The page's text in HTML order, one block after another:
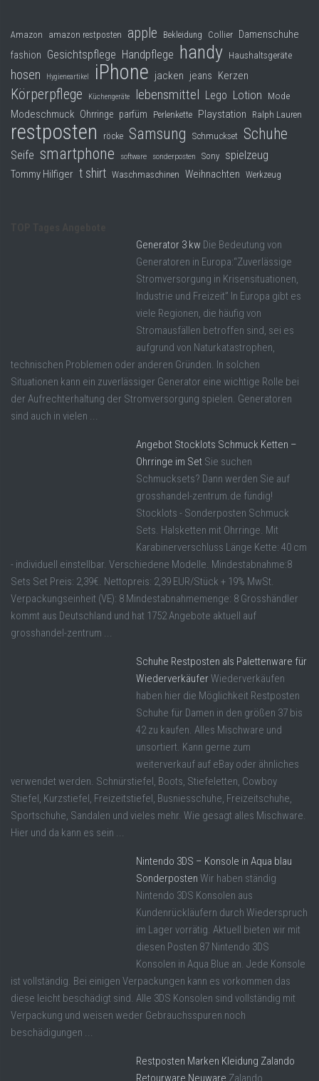
Amazon amazon restposten apple Bekleidung Collier Damenschuhe
fashion Gesichtspflege Handpflege handy Haushaltsgeräte
hosen Hygieneartikel iPhone jacken jeans Kerzen
Körperpflege Küchengeräte lebensmittel Lego Lotion Mode
Modeschmuck Ohrringe parfüm Perlenkette Playstation Ralph Lauren
restposten röcke Samsung Schmuckset Schuhe
Seife smartphone software sonderposten Sony spielzeug
Tommy Hilfiger t shirt Waschmaschinen Weihnachten Werkzeug
Generator 3 kw Die Bedeutung von
Generatoren in Europa:“Zuverlässige
Stromversorgung in Krisensituationen,
Industrie und Freizeit” In Europa gibt es
viele Regionen, die häufig von
Stromausfällen betroffen sind, sei es
aufgrund von Naturkatastrophen,
technischen Problemen oder anderen Gründen. In solchen
Situationen kann ein zuverlässiger Generator eine wichtige Rolle bei
der Aufrechterhaltung der Stromversorgung spielen. Generatoren
sind auch in vielen ...
Angebot Stocklots Schmuck Ketten –
Ohrringe im Set Sie suchen
Schmucksets? Dann werden Sie auf
grosshandel-zentrum.de fündig!
Stocklots - Sonderposten Schmuck
Sets. Halsketten mit Ohrringe. Mit
Karabinerverschluss Länge Kette: 40 cm
- individuell einstellbar. Verschiedene Modelle. Mindestabnahme:8
Sets Set Preis: 2,39€. Nettopreis: 2,39 EUR/Stück + 19% MwSt.
Verpackungseinheit (VE): 8 Mindestabnahmemenge: 8 Grosshändler
kommt aus Deutschland und hat 1752 Angebote aktuell auf
grosshandel-zentrum ...
Schuhe Restposten als Palettenware für
WiederverkäuferWiederverkäufen
haben hier die Möglichkeit Restposten
Schuhe für Damen in den größen 37 bis
42 zu kaufen. Alles Mischware und
unsortiert. Kann gerne zum
weiterverkauf auf eBay oder ähnliches
verwendet werden. Schnürstiefel, Boots, Stiefeletten, Cowboy
Stiefel, Kurzstiefel, Freizeitstiefel, Busniesschuhe, Freizeitschuhe,
Sportschuhe, Sandalen und vieles mehr. Wie gesagt alles Mischware.
Hier und da kann es sein ...
Nintendo 3DS – Konsole in Aqua blau
Sonderposten Wir haben ständig
Nintendo 3DS Konsolen aus
Kundenrückläufern durch Wiederspruch
im Lager vorrätig. Aktuell bieten wir mit
diesen Posten 87 Nintendo 3DS
Konsolen in Aqua Blue an. Jede Konsole
ist vollständig. Bei einigen Verpackungen kann es vorkommen das
diese leicht beschädigt sind. Alle 3DS Konsolen sind vollständig mit
Verpackung und weisen weder Gebrauchsspuren noch
beschädigungen ...
Restposten Marken Kleidung Zalando